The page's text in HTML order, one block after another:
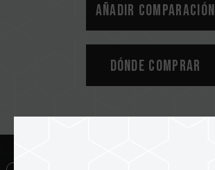
Añadir comparación
Dónde comprar